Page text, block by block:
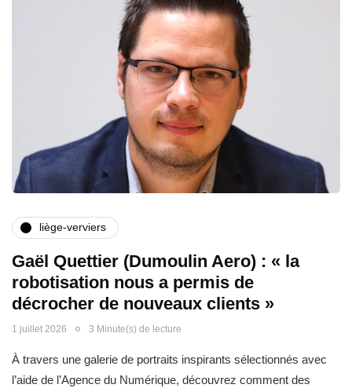
liège-verviers
Gaël Quettier (Dumoulin Aero) : « la
robotisation nous a permis de
décrocher de nouveaux clients »
1 juillet 2026 3 Minute(s) de lecture
À travers une galerie de portraits inspirants sélectionnés avec
l’aide de l’Agence du Numérique, découvrez comment des